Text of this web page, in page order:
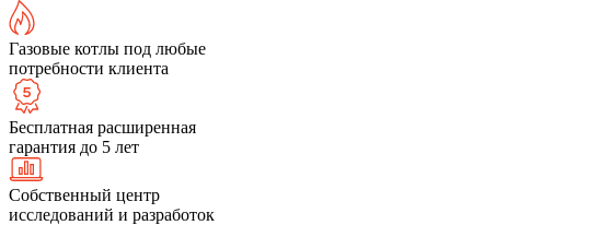
Газовые котлы под любые
потребности клиента
Бесплатная расширенная
гарантия до 5 лет
Собственный центр
исследований и разработок